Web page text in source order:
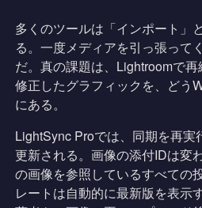
多くのツールは「インポート」
る。一度メディアを引っ張って
だ。真の課題は、Lightroomで
修正したグラフィックを、どう
にある。
LightSync Proでは、同期を再
更新される。画像の添付IDは変
の画像を参照しているすべての
レートは自動的に最新版を表示